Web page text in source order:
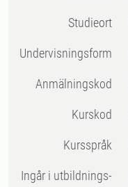
Studieort
Undervisningsform
Anmälningskod
Kurskod
Kursspråk
Ingår i utbildnings-